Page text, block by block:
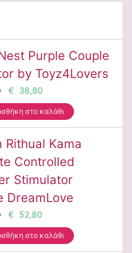
Purple Couple
by Toyz4Lovers
€ 38,80
στο καλάθι
Rithual Kama
Controlled
Stimulator
DreamLove
€ 52,80
στο καλάθι